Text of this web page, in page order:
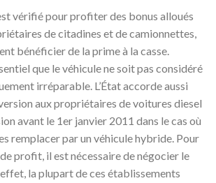
vérifié pour profiter des bonus alloués
de citadines et de camionnettes,
bénéficier de la prime à la casse.
que le véhicule ne soit pas considéré
irréparable. L’État accorde aussi
aux propriétaires de voitures diesel
avant le 1er janvier 2011 dans le cas où
remplacer par un véhicule hybride. Pour
profit, il est nécessaire de négocier le
la plupart de ces établissements